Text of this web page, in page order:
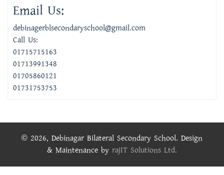
Email Us:
debinagerblsecondaryschool@gmail.com
Call Us:
01715715163
01713991348
01705860121
01731753753
© 2026, Debinagar Bilateral Secondary School. Design
& Maintenance by rajIT Solutions Ltd.